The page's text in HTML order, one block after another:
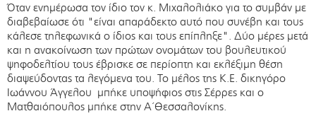
Όταν ενημέρωσα τον ίδιο τον κ. Μιχαλολιάκο για το συμβάν με
διαβεβαίωσε ότι "είναι απαράδεκτο αυτό που συνέβη και τους
κάλεσε τηλεφωνικά ο ίδιος και τους επίπληξε". Δύο μέρες μετά
και η ανακοίνωση των πρώτων ονομάτων του βουλευτικού
ψηφοδελτίου τους έβρισκε σε περίοπτη και εκλέξιμη θέση
διαψεύδοντας τα λεγόμενα του. Το μέλος της Κ.Ε. δικηγόρο
Ιωάννου Άγγελου μπήκε υποψήφιος στις Σέρρες και ο
Ματθαιόπουλος μπήκε στην Α΄Θεσσαλονίκης.